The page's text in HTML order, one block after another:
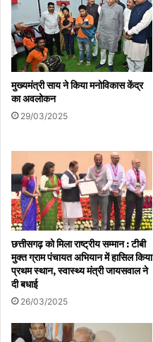
मुख्यमंत्री साय ने किया मनोविकास केंद्र
का अवलोकन
29/03/2025
छत्तीसगढ़ को मिला राष्ट्रीय सम्मान : टीबी
मुक्त ग्राम पंचायत अभियान में हासिल किया
प्रथम स्थान, स्वास्थ्य मंत्री जायसवाल ने
दी बधाई
26/03/2025